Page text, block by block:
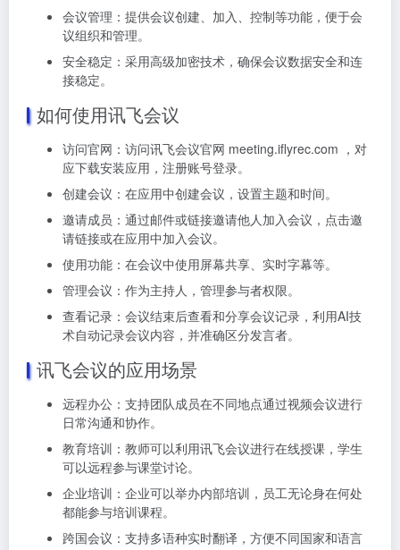
会议管理：提供会议创建、加入、控制等功能，便于会
议组织和管理。
安全稳定：采用高级加密技术，确保会议数据安全和连
接稳定。
如何使用讯飞会议
访问官网：访问讯飞会议官网 meeting.iflyrec.com ，对
应下载安装应用，注册账号登录。
创建会议：在应用中创建会议，设置主题和时间。
邀请成员：通过邮件或链接邀请他人加入会议，点击邀
请链接或在应用中加入会议。
使用功能：在会议中使用屏幕共享、实时字幕等。
管理会议：作为主持人，管理参与者权限。
查看记录：会议结束后查看和分享会议记录，利用AI技
术自动记录会议内容，并准确区分发言者。
讯飞会议的应用场景
远程办公：支持团队成员在不同地点通过视频会议进行
日常沟通和协作。
教育培训：教师可以利用讯飞会议进行在线授课，学生
可以远程参与课堂讨论。
企业培训：企业可以举办内部培训，员工无论身在何处
都能参与培训课程。
跨国会议：支持多语种实时翻译，方便不同国家和语言